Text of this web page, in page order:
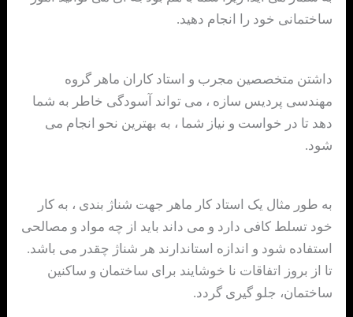
ساختمانی خود را انجام دهید.
داشتن متخصصین مجرب و استاد کاران ماهر گروه
مهندسی پردیس سازه ، می تواند آسودگی خاطر به شما
دهد تا در خواست و نیاز شما ، به بهترین نحو انجام می
شود.
به طور مثال یک استاد کار ماهر جهت شناژ بندی ، به کار
خود تسلط کافی دارد و می داند باید از چه مواد و مصالحی
استفاده شود و اندازه استاندارند هر شناژ چقدر می باشد.
تا از بروز اتفاقات نا خوشایند برای ساختمان و ساکنین
ساختمان، جلو گیری گردد.